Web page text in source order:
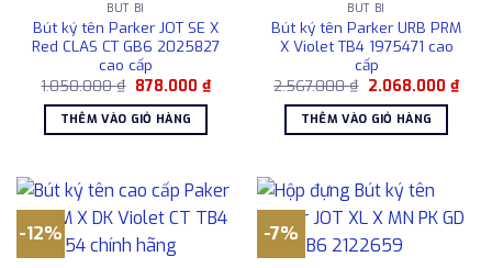
BÚT BI
Bút ký tên Parker JOT SE X
Red CLAS CT GB6 2025827
cao cấp
1.050.000₫ Giá
là:
1.050.000 ₫.
878.000 ₫Giá
hiện
THÊM VÀO GIỎ HÀNG
BÚT BI
Bút ký tên Parker URB PRM
X Violet TB4 1975471 cao
cấp
2.567.000₫ Giá
là:
2.567.000 ₫.
2.068.000 ₫Giá
hiện
THÊM VÀO GIỎ HÀNG
-12% -7%